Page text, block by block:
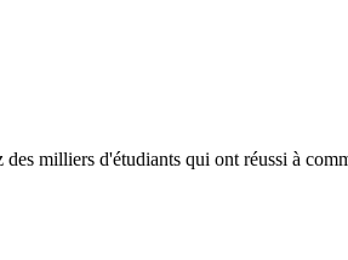
milliers d'étudiants qui ont réussi à